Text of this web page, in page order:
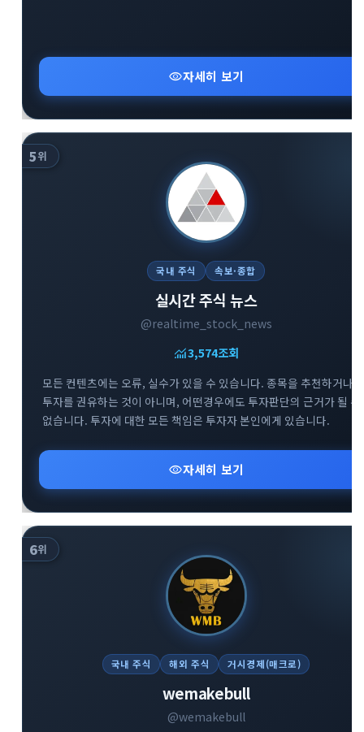
visibility자세히 보기
5위
국내 주식 속보·종합
실시간 주식 뉴스
@realtime_stock_news
monitoring3,574조회
모든 컨텐츠에는 오류, 실수가 있을 수 있습니다. 종목을 추천하거나
투자를 권유하는 것이 아니며, 어떤경우에도 투자판단의 근거가 될 수
없습니다. 투자에 대한 모든 책임은 투자자 본인에게 있습니다.
visibility자세히 보기
6위
국내 주식 해외 주식 거시경제(매크로)
wemakebull
@wemakebull